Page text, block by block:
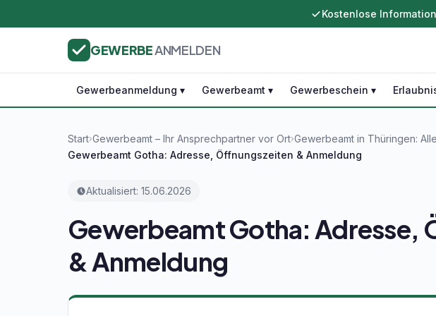
Kostenlose
GEWERBEANMELDEN
Gewerbeanmeldung ▾ Gewerbeamt ▾ Gewerbeschein ▾
Start›Gewerbeamt – Ihr Ansprechpartner vor Ort›Gewerbeamt in Thüringen:
Gewerbeamt Gotha: Adresse, Öffnungszeiten & Anmeldung
Aktualisiert: 15.06.2026
Gewerbeamt Gotha: Adresse,
& Anmeldung